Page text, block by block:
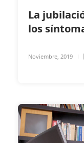
La
los
Noviembre, 2019